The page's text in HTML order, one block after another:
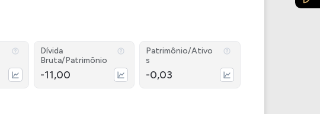
Dívida
Bruta/Patrimônio
-11,00
Patrimônio/Ativo
s
-0,03